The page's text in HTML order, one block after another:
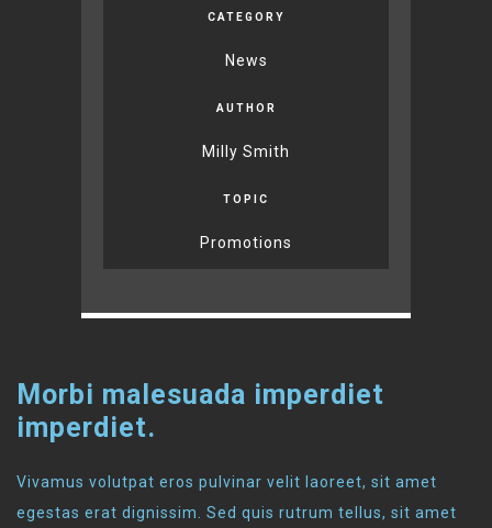
CATEGORY
News
AUTHOR
Milly Smith
TOPIC
Promotions
Morbi malesuada imperdiet
imperdiet.
Vivamus volutpat eros pulvinar velit laoreet, sit amet
egestas erat dignissim. Sed quis rutrum tellus, sit amet